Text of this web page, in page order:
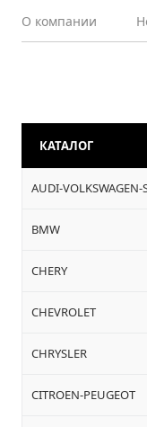
О компании
КАТАЛОГ
AUDI-VOLKSWAGEN-
BMW
CHERY
CHEVROLET
CHRYSLER
CITROEN-PEUGEOT